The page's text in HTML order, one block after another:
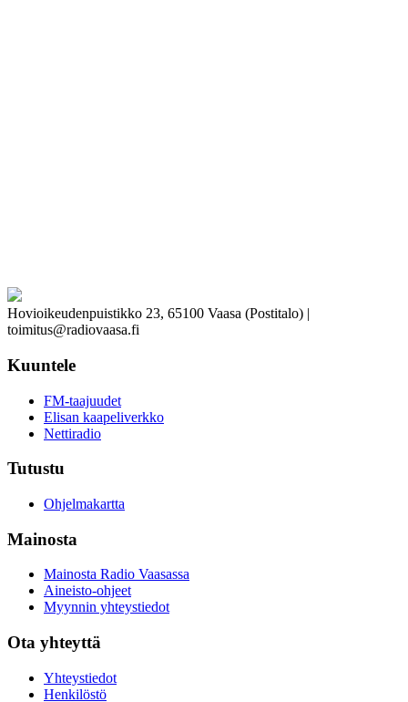
Hovioikeudenpuistikko 23, 65100 Vaasa (Postitalo) |
toimitus@radiovaasa.fi
Kuuntele
FM-taajuudet
Elisan kaapeliverkko
Nettiradio
Tutustu
Ohjelmakartta
Mainosta
Mainosta Radio Vaasassa
Aineisto-ohjeet
Myynnin yhteystiedot
Ota yhteyttä
Yhteystiedot
Henkilöstö